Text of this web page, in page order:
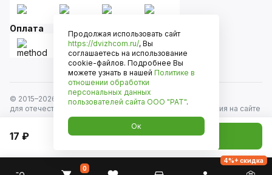
17 ₽ Добавить в корзину
Оплата
© 2015–2026
Движком — сеть магазинов автозапчастей
для отечественных автомобилей и иномарок. Информация на сайте
носит исключительно информационный характер и не является
публичной офертой, определяемой положениями
ст. 437 Гражданского кодекса РФ. Все права защищены.
0
4%+ скидка
Продолжая использовать сайт
https://dvizhcom.ru/, Вы
соглашаетесь на использование
cookie-файлов. Подробнее Вы
можете узнать в нашей Политике в
отношении обработки
персональных данных
пользователей сайта ООО "РАТ".
Ок